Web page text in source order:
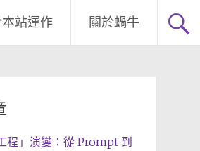
本站運作 關於蝸牛
程」演變：從 Prompt 到